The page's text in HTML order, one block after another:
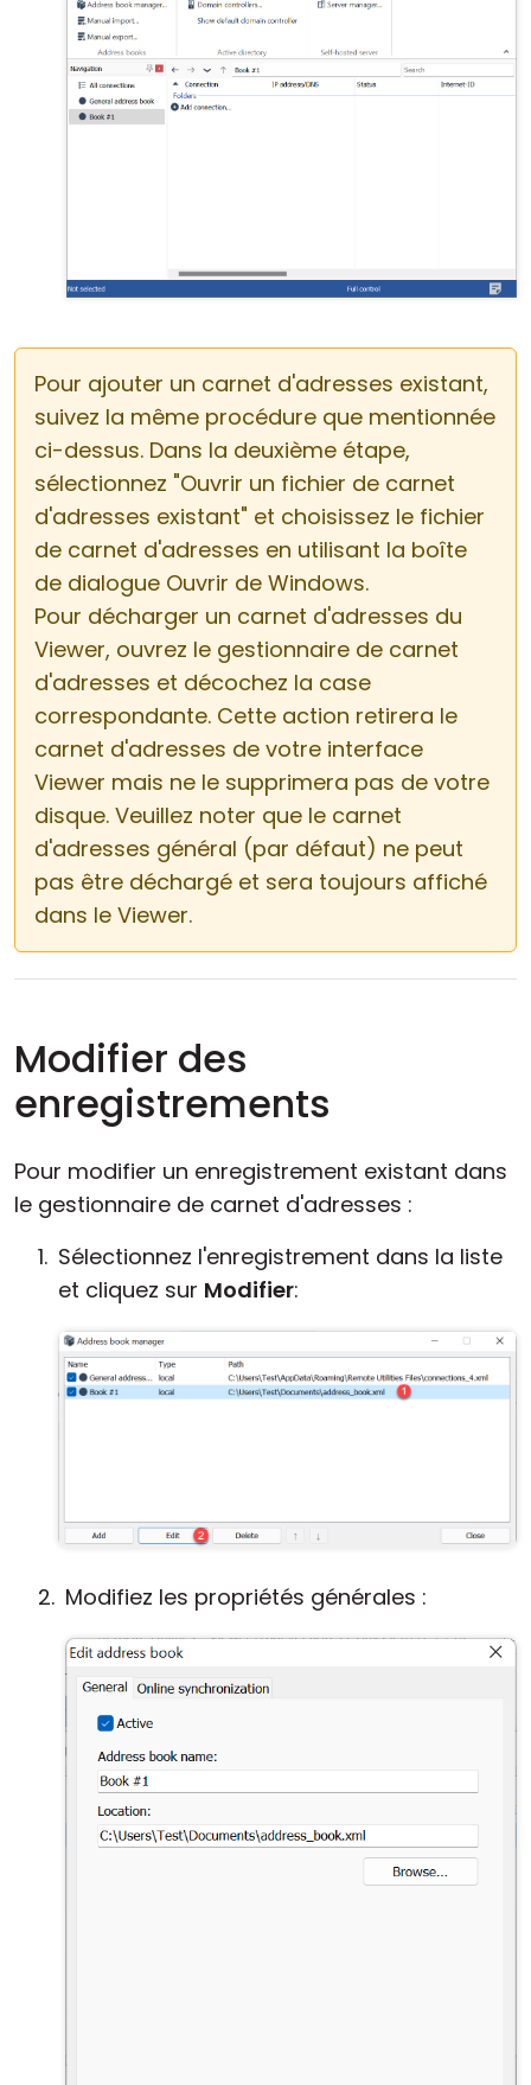
Pour ajouter un carnet d'adresses existant,
suivez la même procédure que mentionnée
ci-dessus. Dans la deuxième étape,
sélectionnez "Ouvrir un fichier de carnet
d'adresses existant" et choisissez le fichier
de carnet d'adresses en utilisant la boîte
de dialogue Ouvrir de Windows.
Pour décharger un carnet d'adresses du
Viewer, ouvrez le gestionnaire de carnet
d'adresses et décochez la case
correspondante. Cette action retirera le
carnet d'adresses de votre interface
Viewer mais ne le supprimera pas de votre
disque. Veuillez noter que le carnet
d'adresses général (par défaut) ne peut
pas être déchargé et sera toujours affiché
dans le Viewer.
Modifier des
enregistrements
Pour modifier un enregistrement existant dans
le gestionnaire de carnet d'adresses :
Sélectionnez l'enregistrement dans la liste
et cliquez sur Modifier:
Modifiez les propriétés générales :